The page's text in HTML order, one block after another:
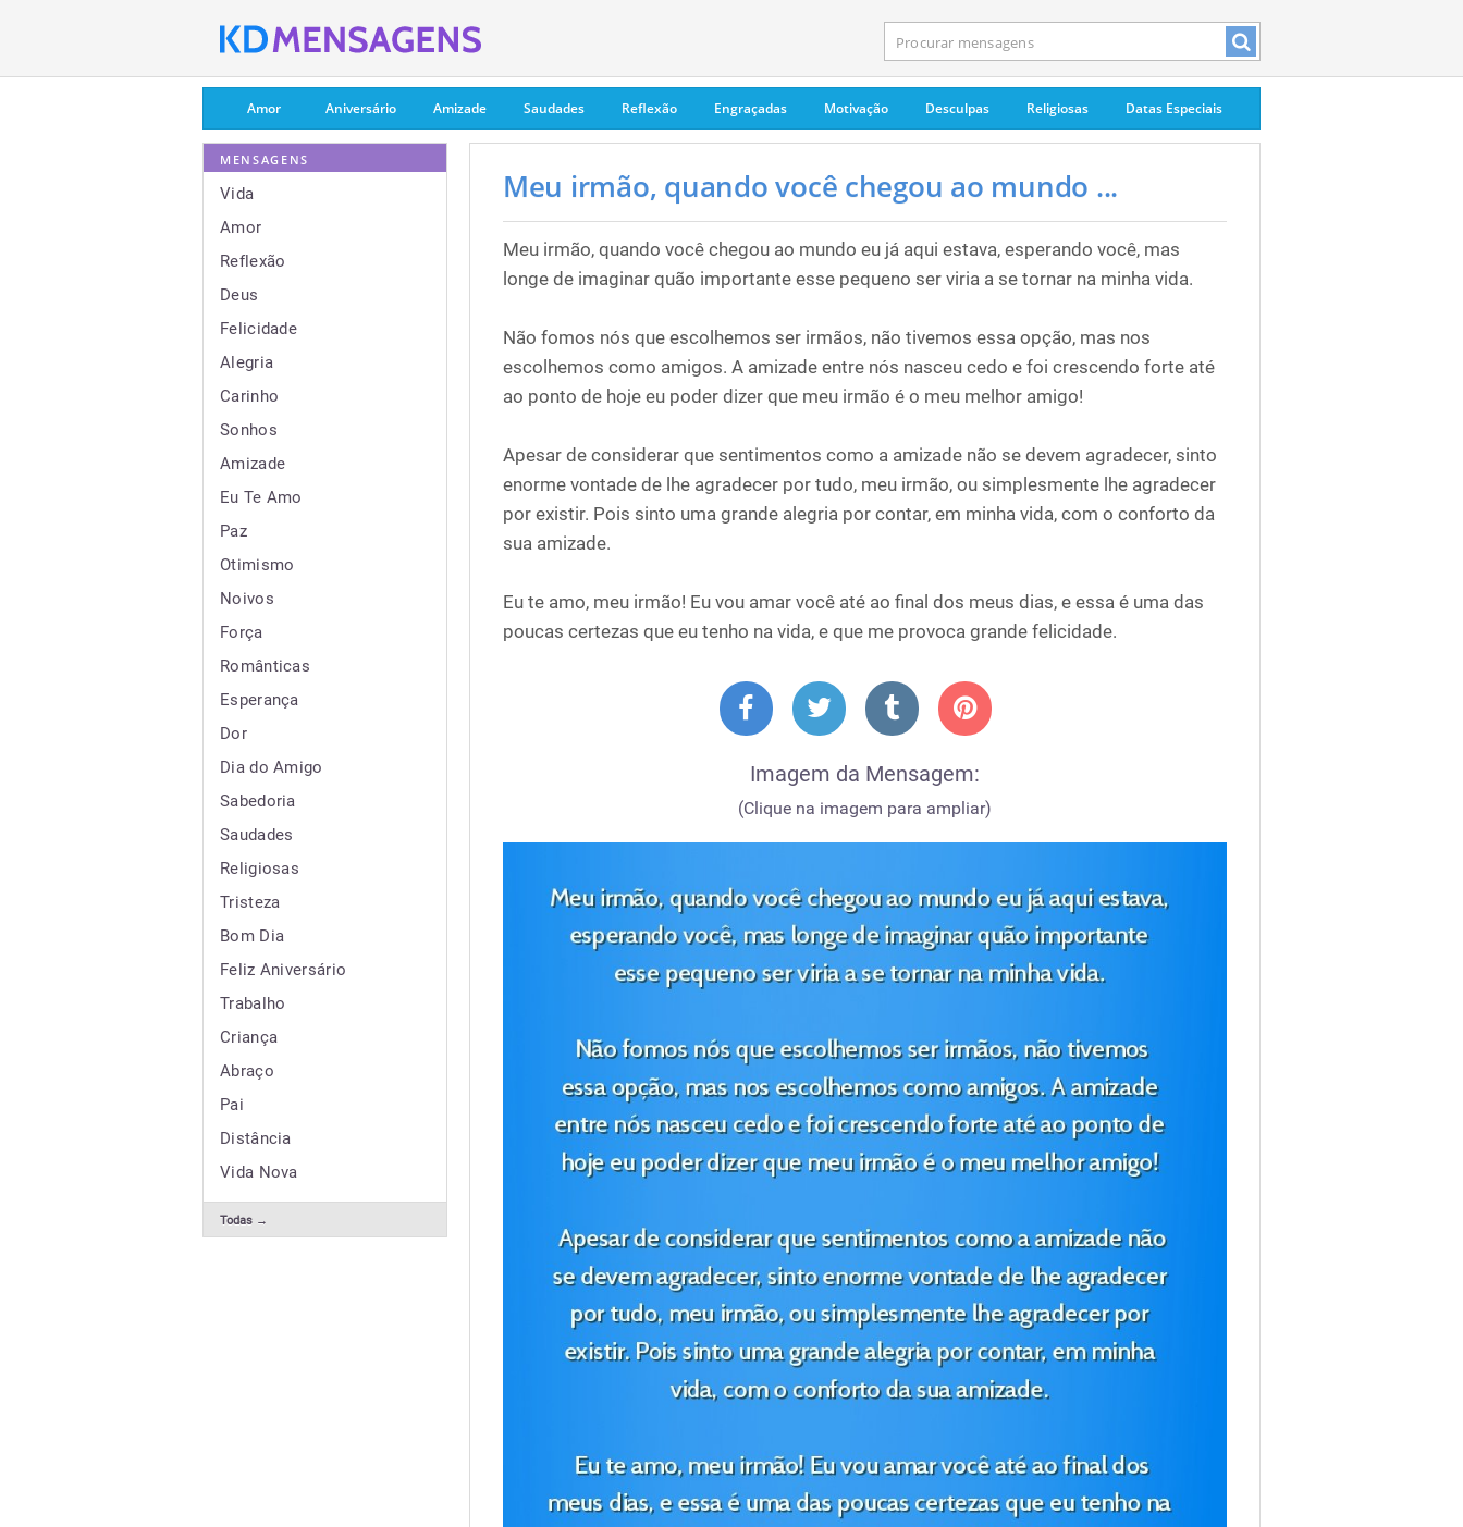
Amor Aniversário Amizade Saudades Reflexão Engraçadas Motivação Desculpas Religiosas Datas Especiais
MENSAGENS
Vida
Amor
Reflexão
Deus
Felicidade
Alegria
Carinho
Sonhos
Amizade
Eu Te Amo
Paz
Otimismo
Noivos
Força
Românticas
Esperança
Dor
Dia do Amigo
Sabedoria
Saudades
Religiosas
Tristeza
Bom Dia
Feliz Aniversário
Trabalho
Criança
Abraço
Pai
Distância
Vida Nova
Todas →
Meu irmão, quando você chegou ao mundo ...
Meu irmão, quando você chegou ao mundo eu já aqui estava, esperando você, mas
longe de imaginar quão importante esse pequeno ser viria a se tornar na minha vida.
Não fomos nós que escolhemos ser irmãos, não tivemos essa opção, mas nos
escolhemos como amigos. A amizade entre nós nasceu cedo e foi crescendo forte até
ao ponto de hoje eu poder dizer que meu irmão é o meu melhor amigo!
Apesar de considerar que sentimentos como a amizade não se devem agradecer, sinto
enorme vontade de lhe agradecer por tudo, meu irmão, ou simplesmente lhe agradecer
por existir. Pois sinto uma grande alegria por contar, em minha vida, com o conforto da
sua amizade.
Eu te amo, meu irmão! Eu vou amar você até ao final dos meus dias, e essa é uma das
poucas certezas que eu tenho na vida, e que me provoca grande felicidade.
Imagem da Mensagem:
(Clique na imagem para ampliar)